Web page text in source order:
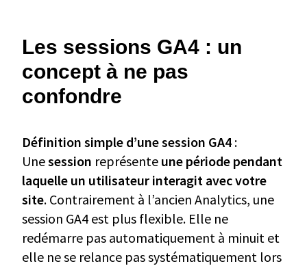
Les sessions GA4 : un
concept à ne pas
confondre
Définition simple d’une session GA4 :
Unesession représente une période pendant
laquelle un utilisateur interagit avec votre
site. Contrairement à l’ancien Analytics, une
session GA4 est plus flexible. Elle ne
redémarre pas automatiquement à minuit et
elle ne se relance pas systématiquement lors